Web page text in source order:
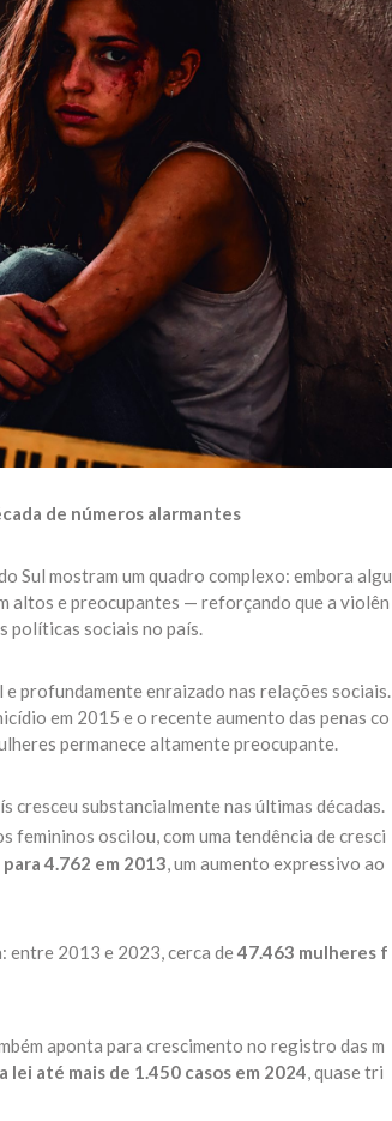
de números alarmantes
Sul mostram um quadro complexo: embora algu
altos e preocupantes — reforçando que a violên
políticas sociais no país.
profundamente enraizado nas relações sociais.
em 2015 e o recente aumento das penas co
permanece altamente preocupante.
substancialmente nas últimas décadas.
femininos oscilou, com uma tendência de cresci
4.762 em 2013, um aumento expressivo ao
entre 2013 e 2023, cerca de47.463 mulheres f
aponta para crescimento no registro das m
lei até mais de 1.450 casos em 2024, quase tri